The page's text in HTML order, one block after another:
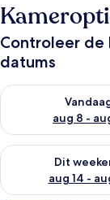
Controleer de
datums
aug 8 -
De
Dit
aug 14 -
De